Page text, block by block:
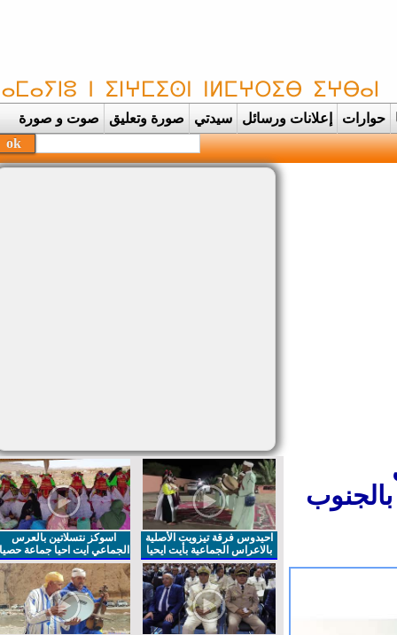
حوارات إعلانات ورسائل سيدتي صورة وتعليق صوت و صورة
|
احيدوس فرقة تيزويت الأصلية
بالاعراس الجماعية بأيت ايحيا
اسوكز نتسلاتين بالعرس
الجماعي ايت احيا جماعة